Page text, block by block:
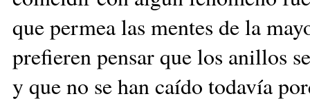
que permea las mentes de la
prefieren pensar que los anillos
y que no se han caído todavía